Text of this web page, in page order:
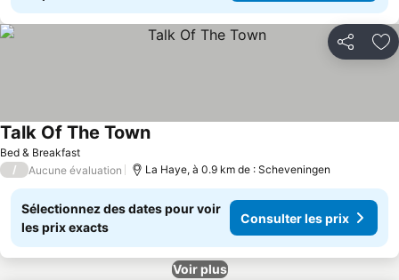
Partager
Bed & Breakfast
Talk Of The Town
/ Aucune évaluation La Haye, à 0.9 km de : Scheveningen
Sélectionnez des dates pour voir
les prix exacts
Consulter les prix
Voir plus